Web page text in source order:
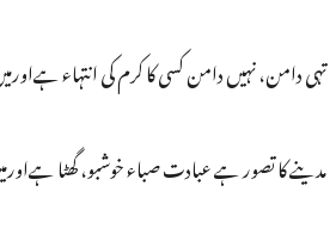
تہی دامن، نہیں دامن کسی کا کرم کی انتہاء
مدینے کا تصور ہے عبادت صباء خوشبو، گھٹا